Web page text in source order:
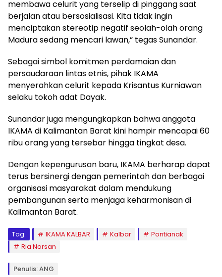
membawa celurit yang terselip di pinggang saat
berjalan atau bersosialisasi. Kita tidak ingin
menciptakan stereotip negatif seolah-olah orang
Madura sedang mencari lawan,” tegas Sunandar.
Sebagai simbol komitmen perdamaian dan
persaudaraan lintas etnis, pihak IKAMA
menyerahkan celurit kepada Krisantus Kurniawan
selaku tokoh adat Dayak.
Sunandar juga mengungkapkan bahwa anggota
IKAMA di Kalimantan Barat kini hampir mencapai 60
ribu orang yang tersebar hingga tingkat desa.
Dengan kepengurusan baru, IKAMA berharap dapat
terus bersinergi dengan pemerintah dan berbagai
organisasi masyarakat dalam mendukung
pembangunan serta menjaga keharmonisan di
Kalimantan Barat.
Tag: IKAMA KALBAR Kalbar
Pontianak
Ria Norsan
Penulis: ANG